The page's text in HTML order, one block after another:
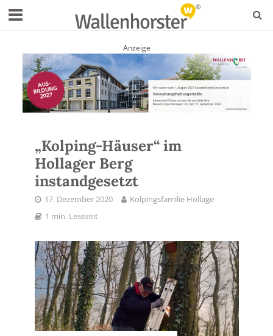
Anzeige
„Kolping-Häuser“ im
Hollager Berg
instandgesetzt
17. Dezember 2020
Kolpingsfamilie Hollage
1 min. Lesezeit